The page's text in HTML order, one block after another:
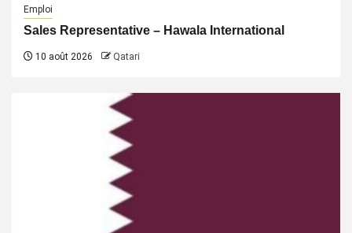
Emploi
Sales Representative – Hawala International
10 août 2026 Qatari